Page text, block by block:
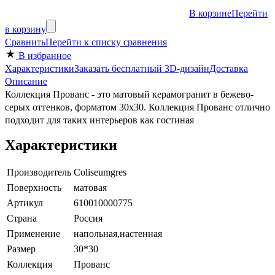
В корзинеПерейти
в корзину
СравнитьПерейти к списку сравнения
В избранное
ХарактеристикиЗаказать бесплатный 3D-дизайнДоставка
Описание
Коллекция Прованс - это матовый керамогранит в бежево-
серых оттенков, форматом 30x30. Коллекция Прованс отлично
подходит для таких интерьеров как гостиная
Характеристики
Производитель Coliseumgres
Поверхность
матовая
Артикул
610010000775
Страна
Россия
Применение
напольная,настенная
Размер
30*30
Коллекция
Прованс